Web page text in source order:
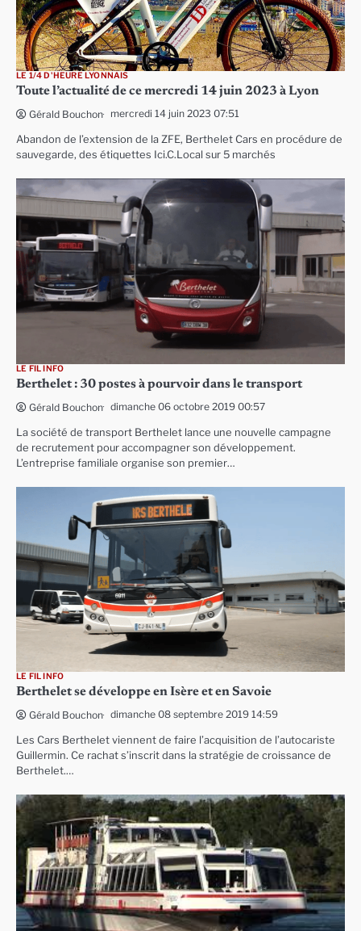
LE 1/4 D'HEURE LYONNAIS
Toute l’actualité de ce mercredi 14 juin 2023 à Lyon
Gérald Bouchon mercredi 14 juin 2023 07:51
Abandon de l’extension de la ZFE, Berthelet Cars en procédure de
sauvegarde, des étiquettes Ici.C.Local sur 5 marchés
LE FIL INFO
Berthelet : 30 postes à pourvoir dans le transport
Gérald Bouchon dimanche 06 octobre 2019 00:57
La société de transport Berthelet lance une nouvelle campagne
de recrutement pour accompagner son développement.
L’entreprise familiale organise son premier…
LE FIL INFO
Berthelet se développe en Isère et en Savoie
Gérald Bouchon dimanche 08 septembre 2019 14:59
Les Cars Berthelet viennent de faire l’acquisition de l’autocariste
Guillermin. Ce rachat s’inscrit dans la stratégie de croissance de
Berthelet.…